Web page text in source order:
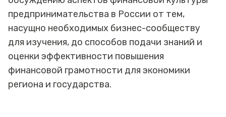
предпринимательства в России от тем,
насущно необходимых бизнес-сообществу
для изучения, до способов подачи знаний и
оценки эффективности повышения
финансовой грамотности для экономики
региона и государства.